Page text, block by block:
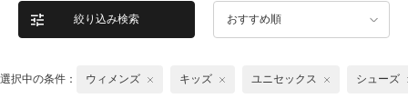
絞り込み検索 おすすめ順
選択中の条件： ウィメンズ キッズ ユニセックス シューズ